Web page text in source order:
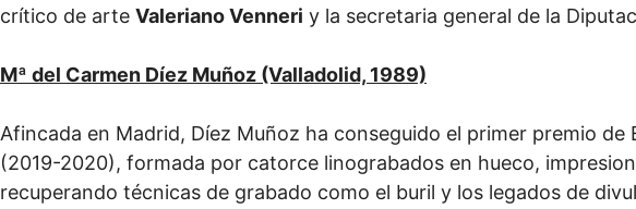
crítico de arte Valeriano Venneri y la secretaria general de la
Mª del Carmen Díez Muñoz (Valladolid, 1989)
Afincada en Madrid, Díez Muñoz ha conseguido el primer premio de
(2019-2020), formada por catorce linograbados en hueco,
recuperando técnicas de grabado como el buril y los legados de